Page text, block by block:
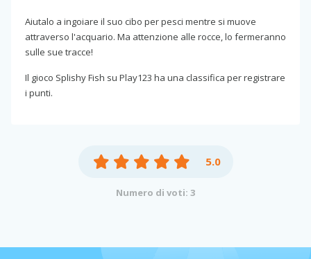
Aiutalo a ingoiare il suo cibo per pesci mentre si muove
attraverso l'acquario. Ma attenzione alle rocce, lo fermeranno
sulle sue tracce!
Il gioco Splishy Fish su Play123 ha una classifica per registrare
i punti.
5.0
Numero di voti: 3